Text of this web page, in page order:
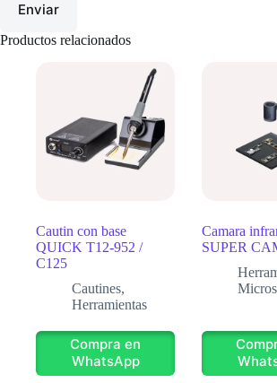
Enviar
Productos relacionados
Cautin con base
QUICK T12-952 /
C125
Cautines,
Herramientas
Compra en
WhatsApp
Camara
SUPER